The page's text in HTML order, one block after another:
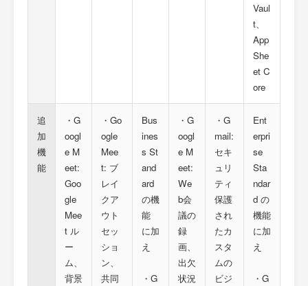
Vaul
t、
App
She
et C
ore
追
加
機
能
・G
oogl
e M
eet:
Goo
gle
Mee
t ル
ー
ム、
背景
・Go
ogle
Mee
t: ブ
レイ
クア
ウト
セッ
ショ
ン、
共同
Bus
ines
s St
and
ard
の機
能
に加
え
・G
・G
oogl
e M
eet:
We
b会
議の
録
画、
出欠
状況
・G
mail:
セキ
ュリ
ティ
保護
され
たカ
スタ
ムの
ビジ
Ent
erpri
se
Sta
ndar
d の
機能
に加
え
・G